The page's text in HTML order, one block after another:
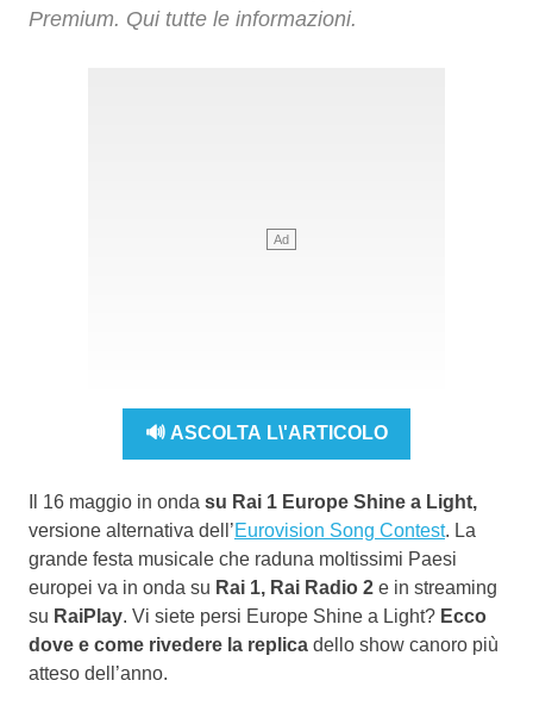
Premium. Qui tutte le informazioni.
🔊 ASCOLTA L\'ARTICOLO
Il 16 maggio in onda su Rai 1 Europe Shine a Light,
versione alternativa dell’Eurovision Song Contest. La
grande festa musicale che raduna moltissimi Paesi
europei va in onda su Rai 1, Rai Radio 2 e in streaming
su RaiPlay. Vi siete persi Europe Shine a Light? Ecco
dove e come rivedere la replica dello show canoro più
atteso dell’anno.